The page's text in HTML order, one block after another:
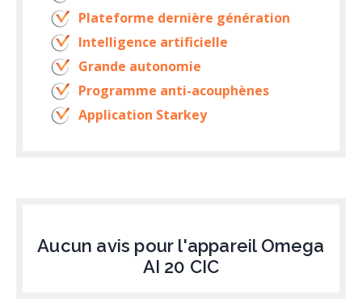
Plateforme dernière génération
Intelligence artificielle
Grande autonomie
Programme anti-acouphènes
Application Starkey
Aucun avis pour l'appareil Omega
AI 20 CIC